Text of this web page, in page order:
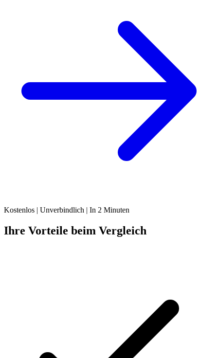
Kostenlos | Unverbindlich | In 2 Minuten
Ihre Vorteile beim Vergleich